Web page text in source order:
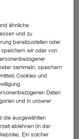
sowie
eingebettet in das
aus der ISO27001,
ableitet.
von
durch
ähnliche
und zu
bereitzustellen oder
wir oder von
sammeln, speichern
Cookies und
Daten
und in unserer
die ausgewählten
ablehnen (in der
Ein solcher